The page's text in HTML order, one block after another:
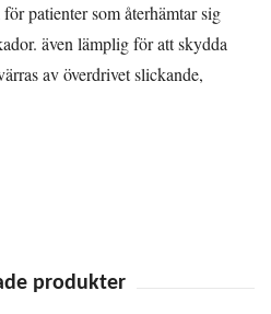
patienter som återhämtar sig
även lämplig för att skydda
av överdrivet slickande,